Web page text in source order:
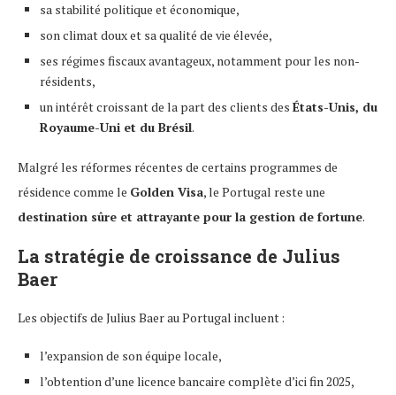
sa stabilité politique et économique,
son climat doux et sa qualité de vie élevée,
ses régimes fiscaux avantageux, notamment pour les non-
résidents,
un intérêt croissant de la part des clients des États-Unis, du
Royaume-Uni et du Brésil.
Malgré les réformes récentes de certains programmes de
résidence comme le Golden Visa, le Portugal reste une
destination sûre et attrayante pour la gestion de fortune.
La stratégie de croissance de Julius
Baer
Les objectifs de Julius Baer au Portugal incluent :
l’expansion de son équipe locale,
l’obtention d’une licence bancaire complète d’ici fin 2025,